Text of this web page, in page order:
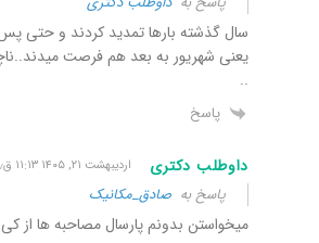
سال گذشته بارها تمدید کردند و حتی پس
یعنی شهریور به بعد هم فرصت
..
پاسخ
داوطلب دکتری اردیبهشت ۲۱, ۱۴۰۵ ۱۱:۱۳ ق٫ظ
پاسخ به صادق_مکانیک
میخواستن بدونم پارسال مصاحبه ها از